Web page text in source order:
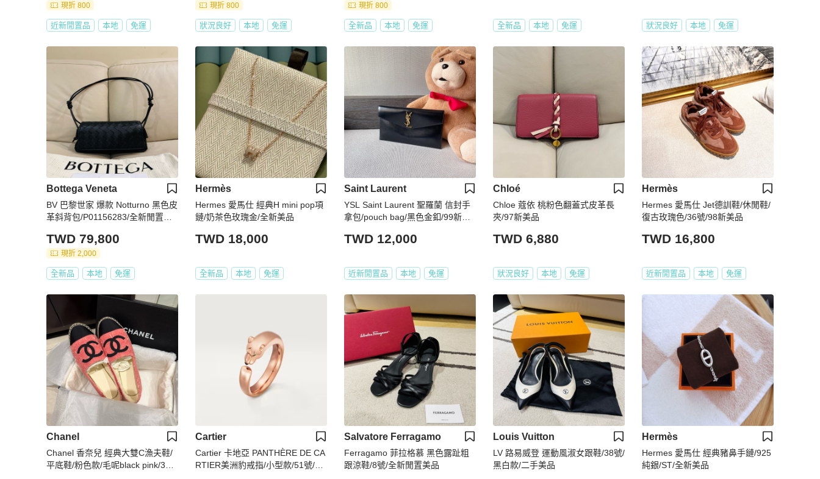
現折 800
近新閒置品 本地 免運
現折 800
狀況良好 本地 免運
現折 800
全新品 本地 免運 全新品 本地 免運 狀況良好 本地 免運
Bottega Veneta
BV 巴黎世家 爆款 Notturno 黑色皮
革斜背包/P01156283/全新閒置美
TWD 79,800
現折 2,000
全新品 本地 免運
Hermès
Hermes 愛馬仕 經典H mini pop項
鏈/奶茶色玫瑰金/全新美品
TWD 18,000
全新品 本地 免運
Saint Laurent
YSL Saint Laurent 聖羅蘭 信封手
拿包/pouch bag/黑色金釦/99新美
TWD 12,000
近新閒置品 本地 免運
Chloé
Chloe 蔻依 桃粉色翻蓋式皮革長
夾/97新美品
TWD 6,880
狀況良好 本地 免運
Hermès
Hermes 愛馬仕 Jet德訓鞋/休閒鞋/
復古玫瑰色/36號/98新美品
TWD 16,800
近新閒置品 本地 免運
Chanel
Chanel 香奈兒 經典大雙C漁夫鞋/
平底鞋/粉色款/毛呢black pink/36
Cartier
Cartier 卡地亞 PANTHÈRE DE CA
RTIER美洲豹戒指/小型款/51號/99
Salvatore Ferragamo
Ferragamo 菲拉格慕 黑色露趾粗
跟涼鞋/8號/全新閒置美品
Louis Vuitton
LV 路易威登 運動風淑女跟鞋/38號/
黑白款/二手美品
Hermès
Hermes 愛馬仕 經典豬鼻手鏈/925
純銀/ST/全新美品